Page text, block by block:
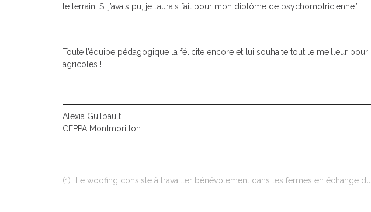
le terrain. Si j’avais pu, je l’aurais fait pour mon diplôme de psychomotricienne.”
Toute l’équipe pédagogique la félicite encore et lui souhaite tout le meilleur pour
agricoles !
Alexia Guilbault,
CFPPA Montmorillon
(1) Le woofing consiste à travailler bénévolement dans les fermes en échange